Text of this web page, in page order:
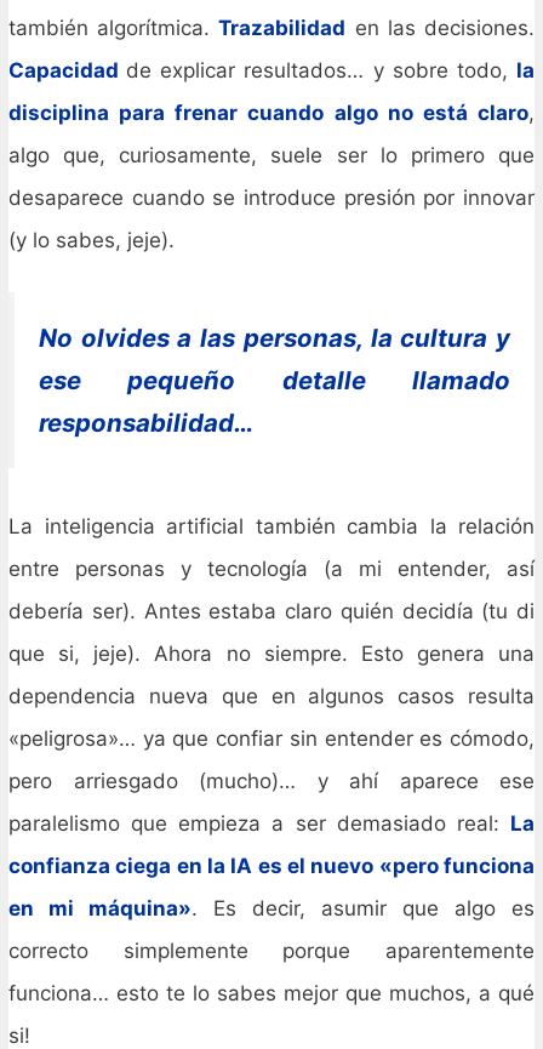
también algorítmica.Trazabilidad en las decisiones.
Capacidad de explicar resultados… y sobre todo, la
disciplina para frenar cuando algo no está claro,
algo que, curiosamente, suele ser lo primero que
desaparece cuando se introduce presión por innovar
(y lo sabes, jeje).
No olvides a las personas, la cultura y
ese pequeño detalle llamado
responsabilidad…
La inteligencia artificial también cambia la relación
entre personas y tecnología (a mi entender, así
debería ser). Antes estaba claro quién decidía (tu di
que si, jeje). Ahora no siempre. Esto genera una
dependencia nueva que en algunos casos resulta
«peligrosa»… ya que confiar sin entender es cómodo,
pero arriesgado (mucho)… y ahí aparece ese
paralelismo que empieza a ser demasiado real: La
confianza ciega en la IA es el nuevo «pero funciona
en mi máquina». Es decir, asumir que algo es
correcto simplemente porque aparentemente
funciona… esto te lo sabes mejor que muchos, a qué
si!